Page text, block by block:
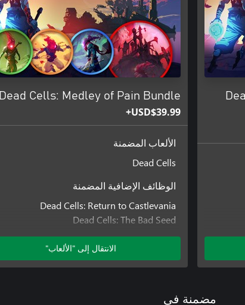
Dead Cells: Medley of Pain Bundle
USD$39.99+
الألعاب المضمنة
Dead Cells
الوظائف الإضافية المضمنة
Dead Cells: Return to Castlevania
Dead Cells: The Bad Seed
Dead Cells: Fatal Falls
Dead Cells: The Queen and the Sea
الانتقال إلى "الألعاب"
مضمنة في